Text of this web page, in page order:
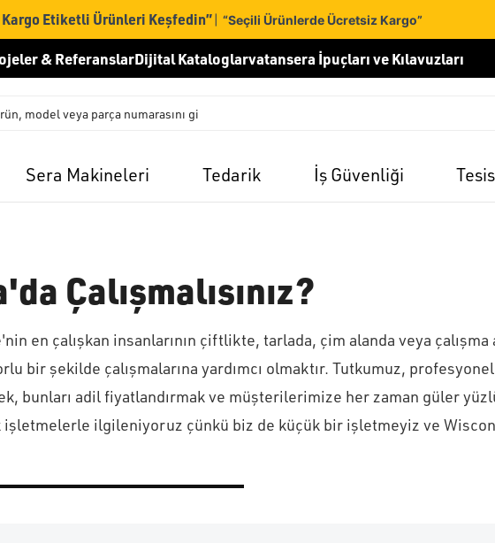
Etiketli Ürünleri Keşfedin”| “Seçili Ürünlerde Ücretsiz Kargo”
& ReferanslarDijital Kataloglarvatansera İpuçları ve Kılavuzları
Sera Makineleri Tedarik İş Güvenliği
Çalışmalısınız?
en çalışkan insanlarının çiftlikte, tarlada, çim alanda veya çalışma
bir şekilde çalışmalarına yardımcı olmaktır. Tutkumuz,
bunları adil fiyatlandırmak ve müşterilerimize her zaman güler
işletmelerle ilgileniyoruz çünkü biz de küçük bir işletmeyiz ve